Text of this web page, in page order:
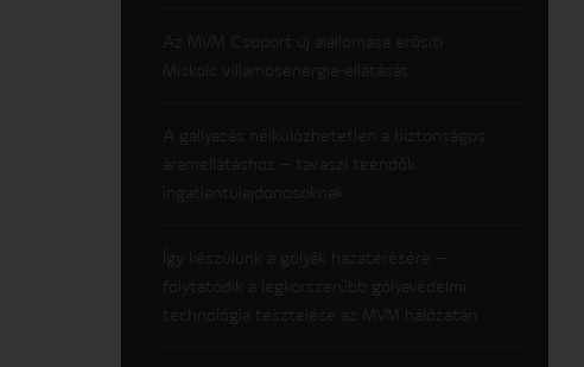
Az MVM Csoport új alállomása erősíti
Miskolc villamosenergia-ellátását
A gallyazás nélkülözhetetlen a biztonságos
áramellátáshoz – tavaszi teendők
ingatlantulajdonosoknak
Így készülünk a gólyák hazatérésére –
folytatódik a legkorszerűbb gólyavédelmi
technológia tesztelése az MVM hálózatán